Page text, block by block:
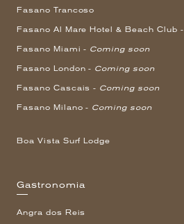
Fasano Trancoso
Fasano Al Mare Hotel & Beach Club -
Fasano Miami - Coming soon
Fasano London - Coming soon
Fasano Cascais - Coming soon
Fasano Milano - Coming soon
Boa Vista Surf Lodge
Gastronomia
Angra dos Reis